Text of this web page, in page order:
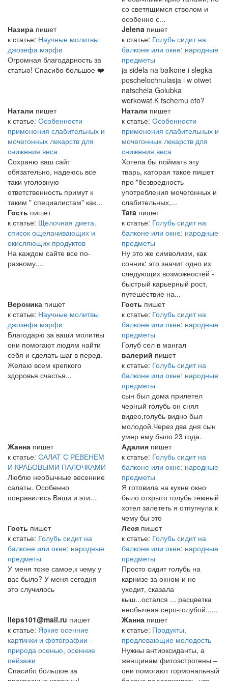
со светящимся стволом и
особенно с...
Назира пишет
к статье: Научные молитвы
джозефа мэрфи
Огромная благодарность за
статью! Спасибо большое ❤️
Jelena пишет
к статье: Голубь сидит на
балконе или окне: народные
предметы
ja sidela na balkone i slegka
poschelochnulasja i w otwet
natschela Golubka
workowat.K tschemu eto?
Натали пишет
к статье: Особенности
применения слабительных и
мочегонных лекарств для
снижения веса
Сохраню ваш сайт
обязательно, надеюсь все
таки уголовную
ответственность примут к
таким " специалистам" как...
Натали пишет
к статье: Особенности
применения слабительных и
мочегонных лекарств для
снижения веса
Хотела бы поймать эту
тварь, каторая такое пишет
про "безвредность
употребления мочегонных и
слабительных,...
Гость пишет
к статье: Щелочная диета.
список ощелачивающих и
окисляющих продуктов
На каждом сайте все по-
разному....
Tara пишет
к статье: Голубь сидит на
балконе или окне: народные
предметы
Ну это же символизм, как
сонник: это значит одно из
следующих возможностей -
быстрый карьерный рост,
путешествие на...
Вероника пишет
к статье: Научные молитвы
джозефа мэрфи
Благодарю за ваши молитвы
они помогают людям найти
себя и сделать шаг в перед.
Желаю всем крепкого
здоровья счастья...
Гость пишет
к статье: Голубь сидит на
балконе или окне: народные
предметы
Голуб сел в мангал
валерий пишет
к статье: Голубь сидит на
балконе или окне: народные
предметы
сын был дома прилетел
черный голубь он снял
видео,голубь видно был
молодой.Через два дня сын
умер ему было 23 года.
Жанна пишет
к статье: САЛАТ С РЕВЕНЕМ
И КРАБОВЫМИ ПАЛОЧКАМИ
Люблю необычные весенние
салаты. Особенно
понравились Ваши и эти...
Адалия пишет
к статье: Голубь сидит на
балконе или окне: народные
предметы
Я готовила на кухне окно
было открыто голубь тёмный
хотел залететь я отпугнула к
чему бы это
Гость пишет
к статье: Голубь сидит на
балконе или окне: народные
предметы
У меня тоже самое,к чему у
вас было? У меня сегодня
это случилось
Леся пишет
к статье: Голубь сидит на
балконе или окне: народные
предметы
Просто сидит голубь на
карнизе за окном и не
уходит, сказала
кыш...остался ... расцветка
необычная серо-голубой......
lleps101@mail.ru пишет
к статье: Яркие осенние
картинки и фотографии -
природа осенью, осенние
пейзажи
Спасибо большое за
Жанна пишет
к статье: Продукты,
продлевающие молодость
Нужны антиоксиданты, а
женщинам фитоэстрогены –
они помогают гормональный